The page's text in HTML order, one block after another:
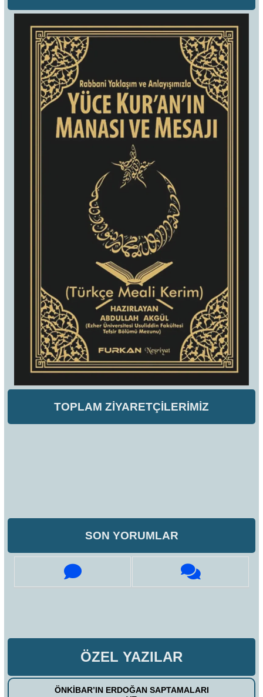
TOPLAM ZİYARETÇİLERİMİZ
SON YORUMLAR
ÖZEL YAZILAR
ÖNKİBAR’IN ERDOĞAN SAPTAMALARI